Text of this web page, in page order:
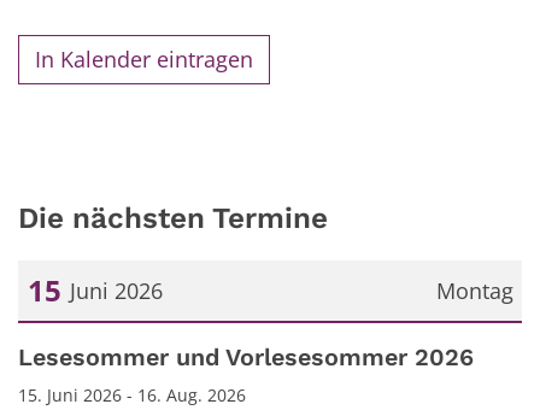
In Kalender eintragen
Die nächsten Termine
Montag
15 Juni 2026
Datum: 15. Juni 2026
Lesesommer und Vorlesesommer 2026
15. Juni 2026 - 16. Aug. 2026